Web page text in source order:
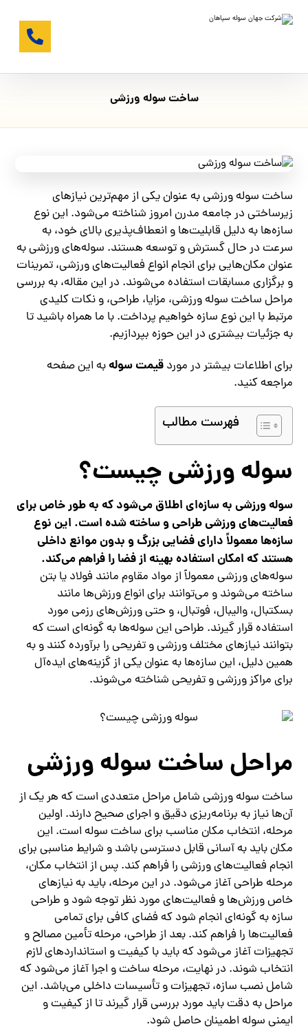
ساخت سوله ورزشی
ساخت سوله ورزشی به عنوان یکی از مهم‌ترین نیازهای
زیرساختی در جامعه مدرن امروز شناخته می‌شود. این نوع
سازه‌ها به دلیل قابلیت‌ها و انعطاف‌پذیری بالای خود، به
سرعت در حال گسترش و توسعه هستند. سوله‌های ورزشی به
عنوان مکان‌هایی برای انجام انواع فعالیت‌های ورزشی، تمرینات
و برگزاری مسابقات استفاده می‌شوند. در این مقاله، به بررسی
مراحل ساخت سوله ورزشی، مزایا، طراحی، و نکات کلیدی
مرتبط با این نوع سازه خواهیم پرداخت. با ما همراه باشید تا
به جزئیات بیشتری در این حوزه بپردازیم.
برای اطلاعات بیشتر در موردقیمت سولهبه این صفحه
مراجعه کنید.
فهرست مطالب
سوله ورزشی چیست؟
سوله ورزشی به سازه‌ای اطلاق می‌شود که به طور خاص برای
فعالیت‌های ورزشی طراحی و ساخته شده است. این نوع
سازه‌ها معمولاً دارای فضایی بزرگ و بدون موانع داخلی
هستند که امکان استفاده بهینه از فضا را فراهم می‌کند.
سوله‌های ورزشی معمولاً از مواد مقاوم مانند فولاد یا بتن
ساخته می‌شوند و می‌توانند برای انواع ورزش‌ها مانند
بسکتبال، والیبال، فوتبال، و حتی ورزش‌های رزمی مورد
استفاده قرار گیرند. طراحی این سوله‌ها به گونه‌ای است که
بتوانند نیازهای مختلف ورزشی و تفریحی را برآورده کنند و به
همین دلیل، این سازه‌ها به عنوان یکی از گزینه‌های ایده‌آل
برای مراکز ورزشی و تفریحی شناخته می‌شوند.
مراحل ساخت سوله ورزشی
ساخت سوله ورزشی شامل مراحل متعددی است که هر یک از
آن‌ها نیاز به برنامه‌ریزی دقیق و اجرای صحیح دارند. اولین
مرحله، انتخاب مکان مناسب برای ساخت سوله است. این
مکان باید به آسانی قابل دسترسی باشد و شرایط مناسبی برای
انجام فعالیت‌های ورزشی را فراهم کند. پس از انتخاب مکان،
مرحله طراحی آغاز می‌شود. در این مرحله، باید به نیازهای
خاص ورزش‌ها و فعالیت‌های مورد نظر توجه شود و طراحی
سازه به گونه‌ای انجام شود که فضای کافی برای تمامی
فعالیت‌ها را فراهم کند. بعد از طراحی، مرحله تأمین مصالح و
تجهیزات آغاز می‌شود که باید با کیفیت و استانداردهای لازم
انتخاب شوند. در نهایت، مرحله ساخت و اجرا آغاز می‌شود که
شامل نصب سازه، تجهیزات و تأسیسات داخلی می‌باشد. این
مراحل به دقت باید مورد بررسی قرار گیرند تا از کیفیت و
ایمنی سوله اطمینان حاصل شود.